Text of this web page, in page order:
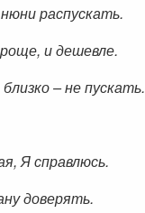
распускать.
и дешевле.
– не пускать.
Я справлюсь.
доверять.